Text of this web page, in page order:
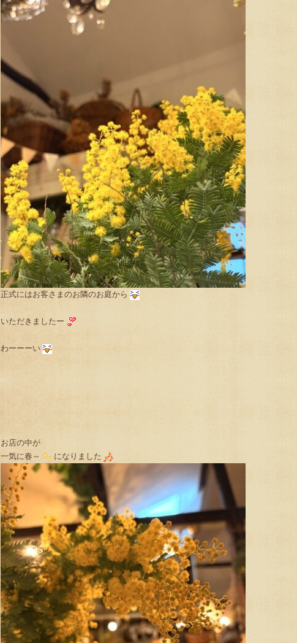
正式にはお客さまのお隣のお庭から
いただきましたー
わーーーい
お店の中が
一気に春～
になりました